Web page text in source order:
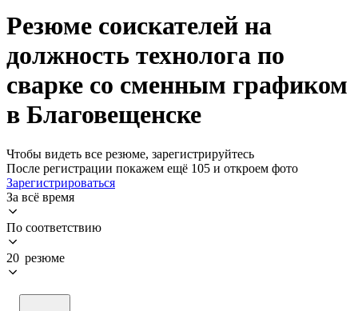
Резюме соискателей на
должность технолога по
сварке со сменным графиком
в Благовещенске
Чтобы видеть все резюме, зарегистрируйтесь
После регистрации покажем ещё 105 и откроем фото
Зарегистрироваться
За всё время
По соответствию
20 резюме